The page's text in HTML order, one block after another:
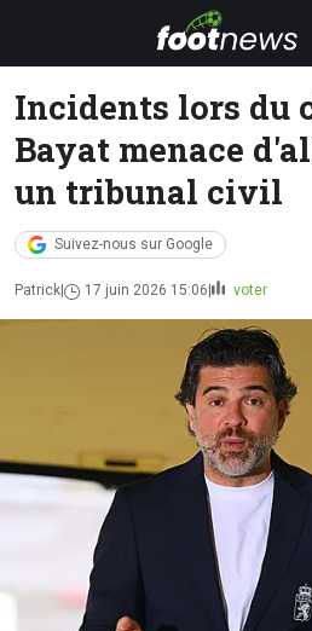
Incidents lors du
Bayat menace
un tribunal civil
Suivez-nous sur Google
Patrick 17 juin 2026 15:06 voter